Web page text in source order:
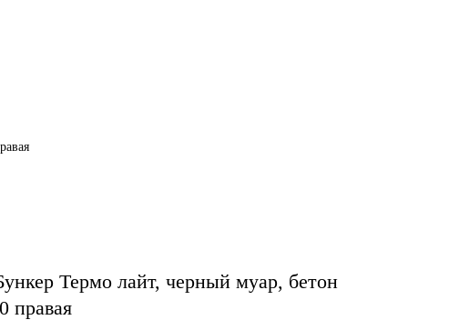
Термо лайт, черный муар, бетон
правая